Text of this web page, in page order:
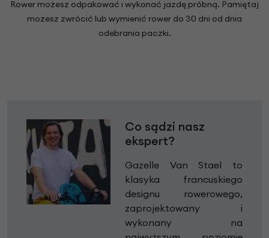
Rower możesz odpakować i wykonać jazdę próbną. Pamiętaj
możesz zwrócić lub wymienić rower do 30 dni od dnia
odebrania paczki.
Co sądzi nasz
ekspert?
Gazelle Van Stael to
klasyka francuskiego
designu rowerowego,
zaprojektowany i
wykonany na